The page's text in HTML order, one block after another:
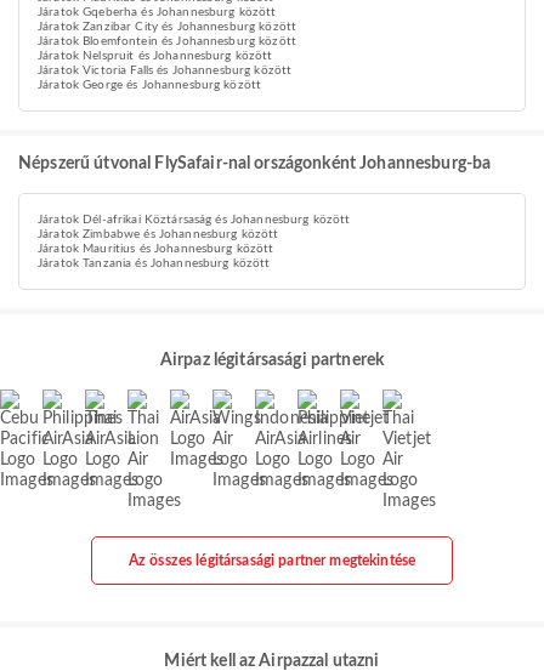
Járatok Gqeberha és Johannesburg között
Járatok Zanzibar City és Johannesburg között
Járatok Bloemfontein és Johannesburg között
Járatok Nelspruit és Johannesburg között
Járatok Victoria Falls és Johannesburg között
Járatok George és Johannesburg között
Népszerű útvonal FlySafair-nal országonként Johannesburg-ba
Járatok Dél-afrikai Köztársaság és Johannesburg között
Járatok Zimbabwe és Johannesburg között
Járatok Mauritius és Johannesburg között
Járatok Tanzania és Johannesburg között
Airpaz légitársasági partnerek
Az összes légitársasági partner megtekintése
Miért kell az Airpazzal utazni